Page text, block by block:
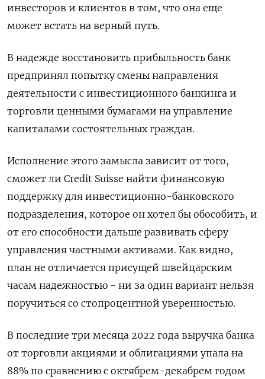
инвесторов и клиентов в том, что она еще
может встать на верный путь.
В надежде восстановить прибыльность банк
предпринял попытку смены направления
деятельности с инвестиционного банкинга и
торговли ценными бумагами на управление
капиталами состоятельных граждан.
Исполнение этого замысла зависит от того,
сможет ли Credit Suisse найти финансовую
поддержку для инвестиционно-банковского
подразделения, которое он хотел бы обособить, и
от его способности дальше развивать сферу
управления частными активами. Как видно,
план не отличается присущей швейцарским
часам надежностью - ни за один вариант нельзя
поручиться со стопроцентной уверенностью.
В последние три месяца 2022 года выручка банка
от торговли акциями и облигациями упала на
88% по сравнению с октябрем-декабрем годом